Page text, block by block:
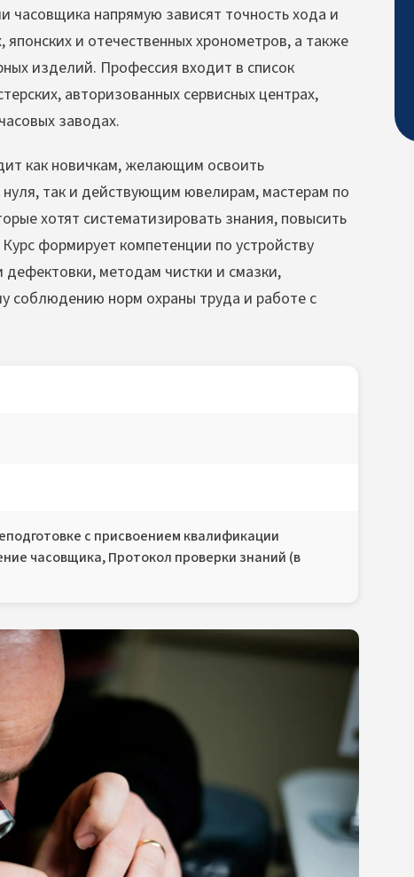
часовщика напрямую зависят точность хода и
и отечественных хронометров, а также
изделий. Профессия входит в список
авторизованных сервисных центрах,
заводах.
как новичкам, желающим освоить
так и действующим ювелирам, мастерам по
хотят систематизировать знания, повысить
формирует компетенции по устройству
методам чистки и смазки,
соблюдению норм охраны труда и работе с
с присвоением квалификации
часовщика, Протокол проверки знаний (в